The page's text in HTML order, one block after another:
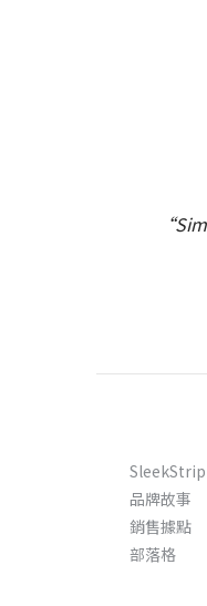
品牌故事
銷售據點
部落格